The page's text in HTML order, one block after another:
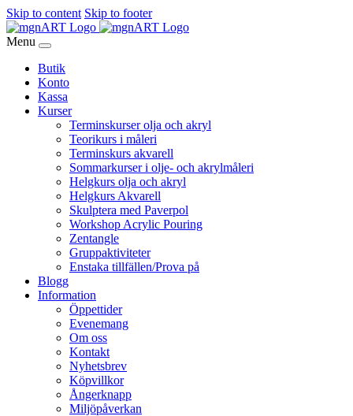
Skip to content Skip to footer
Menu
Butik
Konto
Kassa
Kurser
Terminskurser olja och akryl
Teorikurs i måleri
Terminskurs akvarell
Sommarkurser i olje- och akrylmåleri
Helgkurs olja och akryl
Helgkurs Akvarell
Skulptera med Paverpol
Workshop Acrylic Pouring
Zentangle
Gruppaktiviteter
Enstaka tillfällen/Prova på
Blogg
Information
Öppettider
Evenemang
Om oss
Kontakt
Nyhetsbrev
Köpvillkor
Ångerknapp
Miljöpåverkan